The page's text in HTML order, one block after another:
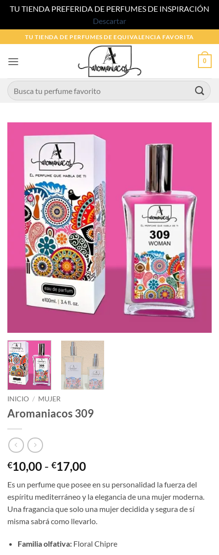
TU TIENDA PREFERIDA DE PERFUMES DE INSPIRACIÓN
Descartar
al
contenido
TU TIENDA DE PERFUMES DE EQUIVALENCIA FAVORITA
0
Buscar
por:
INICIO / MUJER
Aromaniacos 309
€10,00 - €17,00Rango
precios:
desde
€10,00
hasta
Es un perfume que posee en su personalidad la fuerza del
espíritu mediterráneo y la elegancia de una mujer moderna.
Una fragancia que solo una mujer decidida y segura de sí
misma sabrá como llevarlo.
Familia olfativa:Floral Chipre